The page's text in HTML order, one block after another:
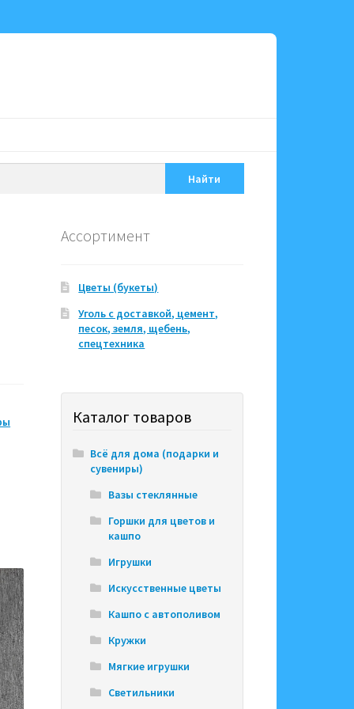
Найти
Ассортимент
Цветы (букеты)
Уголь с доставкой, цемент,
песок, земля, щебень,
спецтехника
Каталог товаров
Всё для дома (подарки и
сувениры)
Вазы стеклянные
Горшки для цветов и
кашпо
Игрушки
Искусственные цветы
Кашпо с автополивом
Кружки
Мягкие игрушки
Светильники